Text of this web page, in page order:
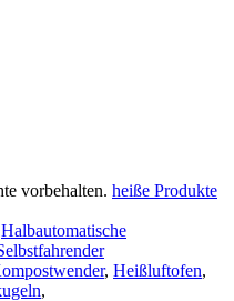
vorbehalten. heiße Produkte
Halbautomatische
, Heißluftofen,
,